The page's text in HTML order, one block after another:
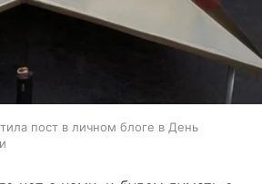
пост в личном блоге в День